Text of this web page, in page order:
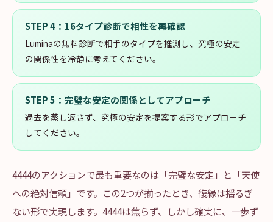
STEP4 ： 16タイプ診断で相性を再確認
Luminaの無料診断で相手のタイプを推測し、究極の安定
の関係性を冷静に考えてください。
STEP5 ： 完璧な安定の関係としてアプローチ
過去を蒸し返さず、究極の安定を提案する形でアプローチ
してください。
4444のアクションで最も重要なのは「完璧な安定」と「天使
への絶対信頼」です。この2つが揃ったとき、復縁は揺るぎ
ない形で実現します。4444は焦らず、しかし確実に、一歩ず